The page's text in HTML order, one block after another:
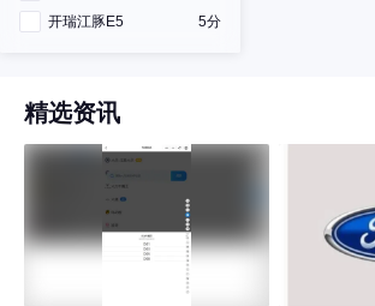
开瑞江豚E5
5分
精选资讯